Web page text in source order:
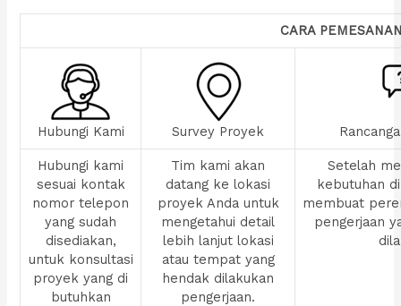
CARA
Hubungi Kami Survey Proyek
Hubungi kami
sesuai kontak
nomor telepon
yang sudah
disediakan,
untuk konsultasi
proyek yang di
butuhkan
Tim kami akan
datang ke lokasi
proyek Anda untuk
mengetahui detail
lebih lanjut lokasi
atau tempat yang
hendak dilakukan
pengerjaan.
Setelah
kebutuhan
membuat
pengerjaan